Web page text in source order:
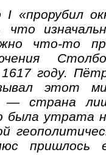
что
что-то
году.
этот
— страна
утрата